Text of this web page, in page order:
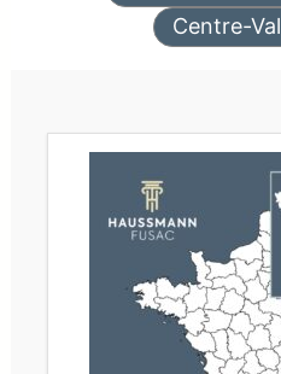
Centre-